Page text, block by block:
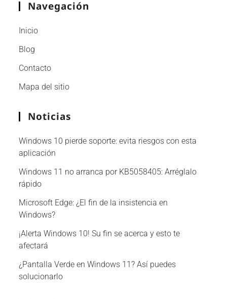
Navegación
Inicio
Blog
Contacto
Mapa del sitio
Noticias
Windows 10 pierde soporte: evita riesgos con esta
aplicación
Windows 11 no arranca por KB5058405: Arréglalo
rápido
Microsoft Edge: ¿El fin de la insistencia en
Windows?
¡Alerta Windows 10! Su fin se acerca y esto te
afectará
¿Pantalla Verde en Windows 11? Así puedes
solucionarlo